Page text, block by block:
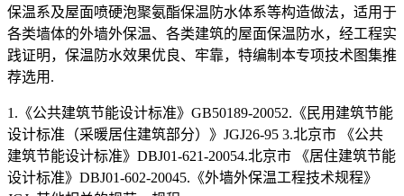
保温系及屋面喷硬泡聚氨酯保温防水体系等构造做法，适用于
各类墙体的外墙外保温、各类建筑的屋面保温防水，经工程实
践证明，保温防水效果优良、牢靠，特编制本专项技术图集推
荐选用.
1.《公共建筑节能设计标准》GB50189-20052.《民用建筑节能
设计标准（采暖居住建筑部分）》JGJ26-95 3.北京市 《公共
建筑节能设计标准》DBJ01-621-20054.北京市 《居住建筑节能
设计标准》DBJ01-602-20045.《外墙外保温工程技术规程》